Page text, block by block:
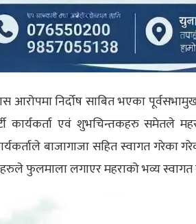
आरोपमा निर्दोष साबित भएका
कार्यकर्ता एवं शुभचिन्तकहरु समेतले
बाजागाजा सहित स्वागत गरेका
फुलमाला लगाएर महराको भव्य स्वागत